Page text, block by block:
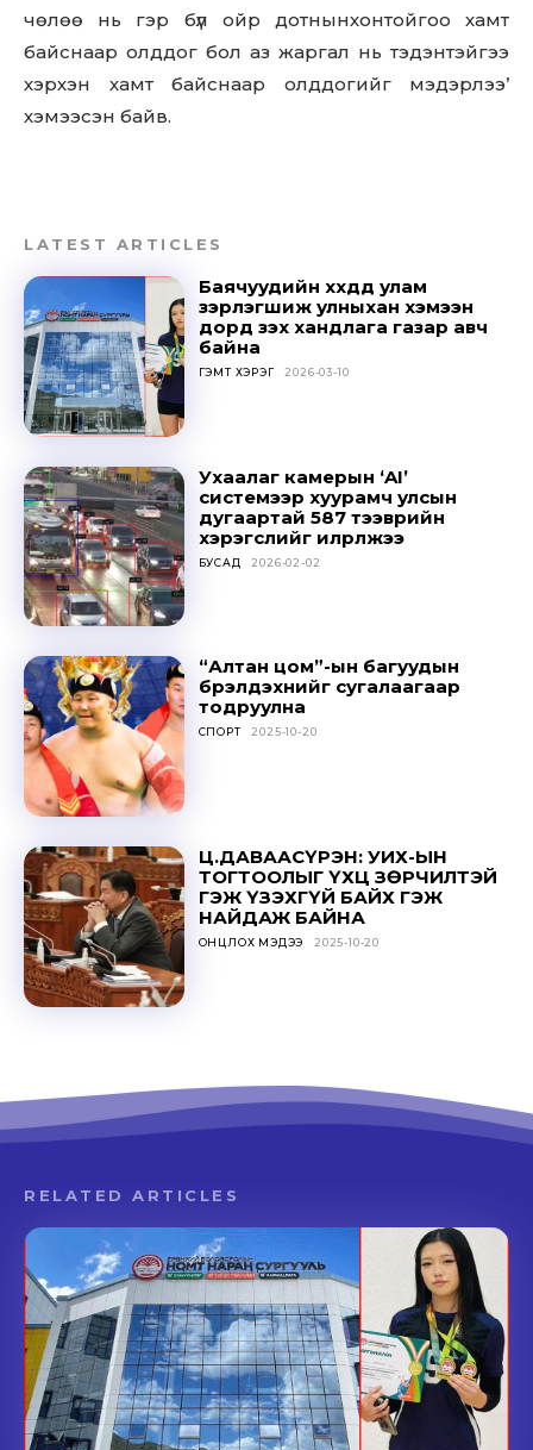
Don't miss
to stay in the loop.
SUBSCRIBE
чөлөө нь гэр бүл ойр дотнынхонтойгоо хамт
байснаар олддог бол аз жаргал нь тэдэнтэйгээ
хэрхэн хамт байснаар олддогийг мэдэрлээ’
хэмээсэн байв.
LATEST ARTICLES
Баячуудийн хүүхдүүд улам
зэрлэгшиж улныхан хэмээн
дорд үзэх хандлага газар авч
байна
ГЭМТ ХЭРЭГ 2026-03-10
Ухаалаг камерын ‘AI’
системээр хуурамч улсын
дугаартай 587 тээврийн
хэрэгслийг илрүүлжээ
БУСАД 2026-02-02
“Алтан цом”-ын багуудын
бүрэлдэхүүнийг сугалаагаар
тодруулна
СПОРТ 2025-10-20
Ц.ДАВААСҮРЭН: УИХ-ЫН
ТОГТООЛЫГ ҮХЦ ЗӨРЧИЛТЭЙ
ГЭЖ ҮЗЭХГҮЙ БАЙХ ГЭЖ
НАЙДАЖ БАЙНА
ОНЦЛОХ МЭДЭЭ 2025-10-20
RELATED ARTICLES